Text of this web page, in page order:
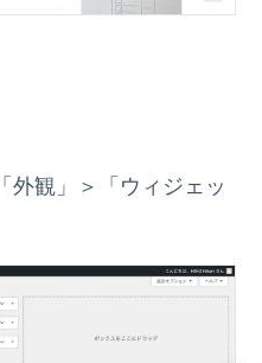
外観」＞「ウィジェッ